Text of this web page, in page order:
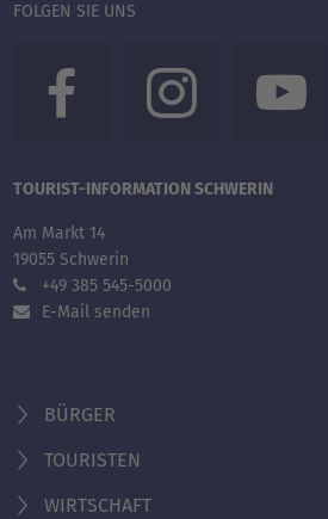
FOLGEN SIE UNS
TOURIST-INFORMATION SCHWERIN
Am Markt 14
19055 Schwerin
+49 385 545-5000
E-Mail senden
BÜRGER
TOURISTEN
WIRTSCHAFT